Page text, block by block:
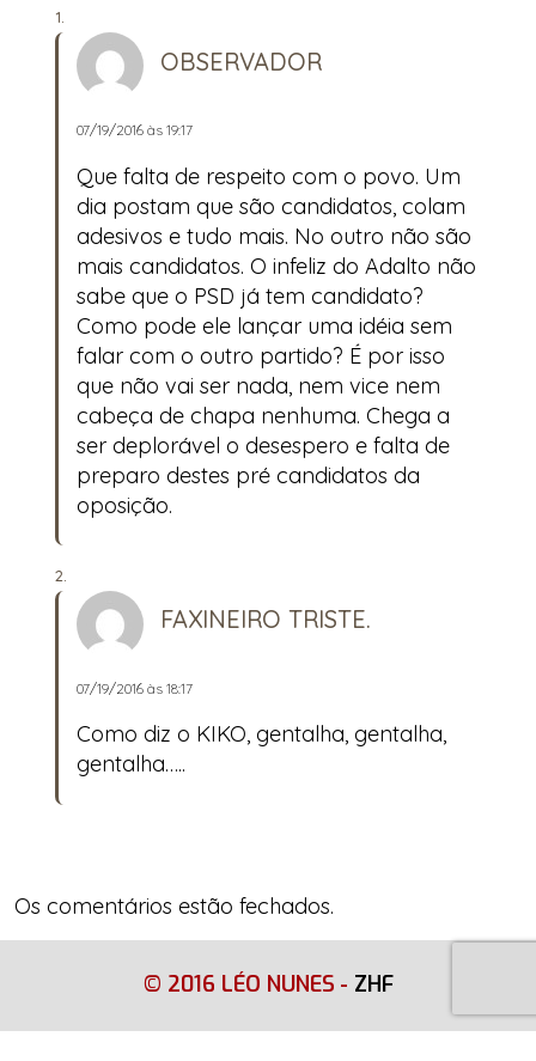
OBSERVADOR
07/19/2016 às 19:17
Que falta de respeito com o povo. Um
dia postam que são candidatos, colam
adesivos e tudo mais. No outro não são
mais candidatos. O infeliz do Adalto não
sabe que o PSD já tem candidato?
Como pode ele lançar uma idéia sem
falar com o outro partido? É por isso
que não vai ser nada, nem vice nem
cabeça de chapa nenhuma. Chega a
ser deplorável o desespero e falta de
preparo destes pré candidatos da
oposição.
FAXINEIRO TRISTE.
07/19/2016 às 18:17
Como diz o KIKO, gentalha, gentalha,
gentalha…..
Os comentários estão fechados.
© 2016 LÉO NUNES - ZHF